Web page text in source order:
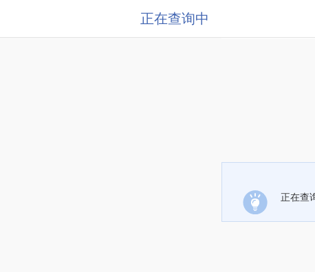
正在查询中
正在查